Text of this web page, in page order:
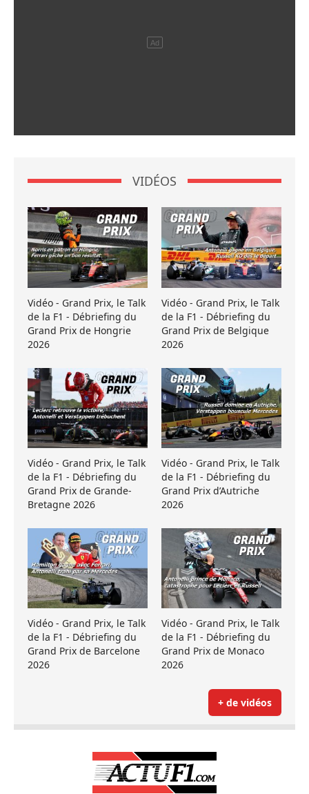
VIDÉOS
Vidéo - Grand Prix, le Talk
de la F1 - Débriefing du
Grand Prix de Hongrie
2026
Vidéo - Grand Prix, le Talk
de la F1 - Débriefing du
Grand Prix de Belgique
2026
Vidéo - Grand Prix, le Talk
de la F1 - Débriefing du
Grand Prix de Grande-
Bretagne 2026
Vidéo - Grand Prix, le Talk
de la F1 - Débriefing du
Grand Prix d’Autriche
2026
Vidéo - Grand Prix, le Talk
de la F1 - Débriefing du
Grand Prix de Barcelone
2026
Vidéo - Grand Prix, le Talk
de la F1 - Débriefing du
Grand Prix de Monaco
2026
+ de vidéos